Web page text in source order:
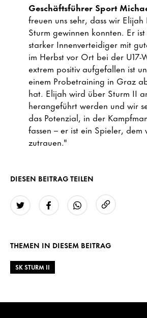
Geschäftsführer Sport
freuen uns sehr, dass wir
Sturm gewinnen konnten. Er ist
starker Innenverteidiger mit
im Herbst vor Ort bei der U17-
extrem positiv aufgefallen ist
einem Probetraining in Graz
hat. Elijah wird über Sturm II
herangeführt werden und wir
das Potenzial, in der
fassen – er ist ein Spieler, dem
zutrauen."
DIESEN BEITRAG TEILEN
THEMEN IN DIESEM BEITRAG
SK STURM II